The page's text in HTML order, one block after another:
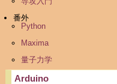
番外
Python
Maxima
量子力学
Arduino